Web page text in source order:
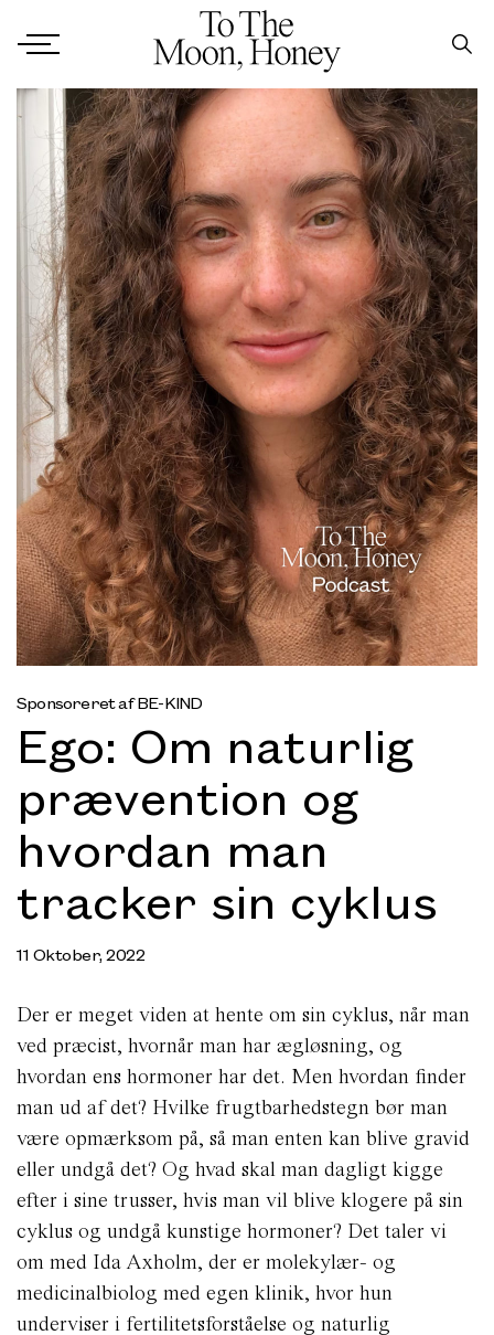
Sponsoreret af BE-KIND
Ego: Om naturlig
prævention og
hvordan man
tracker sin cyklus
11 Oktober, 2022
Der er meget viden at hente om sin cyklus, når man
ved præcist, hvornår man har ægløsning, og
hvordan ens hormoner har det. Men hvordan finder
man ud af det? Hvilke frugtbarhedstegn bør man
være opmærksom på, så man enten kan blive gravid
eller undgå det? Og hvad skal man dagligt kigge
efter i sine trusser, hvis man vil blive klogere på sin
cyklus og undgå kunstige hormoner? Det taler vi
om med Ida Axholm, der er molekylær- og
medicinalbiolog med egen klinik, hvor hun
underviser i fertilitetsforståelse og naturlig